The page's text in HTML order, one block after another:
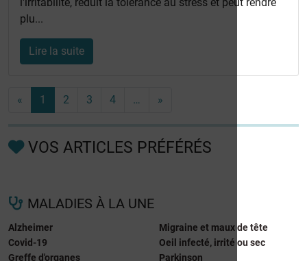
plu...
Lire la suite
« 1 2 3 4 … »
VOS ARTICLES PRÉFÉRÉS
MALADIES À LA UNE
Alzheimer
Covid-19
Greffe d'organes
Migraine et maux de tête
Oeil infecté, irrité ou sec
Parkinson